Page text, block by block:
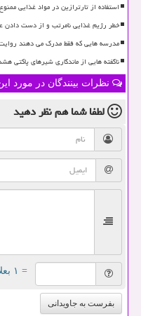
استفاده از تارترازین در مواد غذایی
خطر رژیم غذایی نامرتب و از دست دادن
مدرسه هایی که فقط مدرک می دهند
ناگفته هایی از ماندگاری شیرهای پاکتی
نظرات بینندگان در مورد
لطفا شما همنظر دهید
= ۱ بعلاوه ۲
بفرست به جاویدانی